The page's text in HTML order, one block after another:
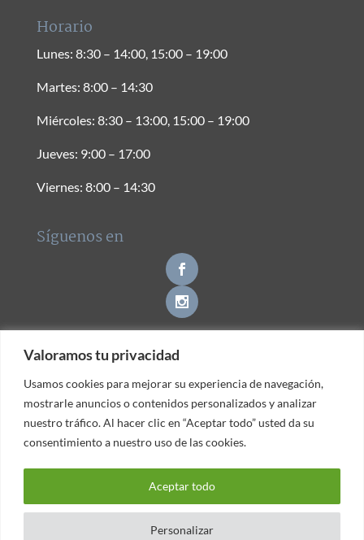
Valoramos tu privacidad
Usamos cookies para mejorar su experiencia de navegación,
mostrarle anuncios o contenidos personalizados y analizar
nuestro tráfico. Al hacer clic en “Aceptar todo” usted da su
consentimiento a nuestro uso de las cookies.
Personalizar
Aceptar todo
Valoramos tu privacidad
Usamos cookies para mejorar su experiencia de navegación,
mostrarle anuncios o contenidos personalizados y analizar
nuestro tráfico. Al hacer clic en “Aceptar todo” usted da su
consentimiento a nuestro uso de las cookies.
Personalizar
Aceptar todo
Horario
Lunes: 8:30 – 14:00, 15:00 – 19:00
Martes: 8:00 – 14:30
Miércoles: 8:30 – 13:00, 15:00 – 19:00
Jueves: 9:00 – 17:00
Viernes: 8:00 – 14:30
Síguenos en
Contacto
© Clínica Dental Gava -Política de Privacidad|Aviso
|Política de Cookies